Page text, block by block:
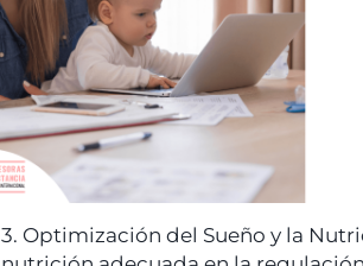
3. Optimización del Sueño y la